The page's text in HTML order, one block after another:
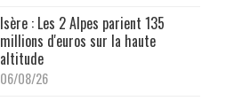
Isère : Les 2 Alpes parient 135
millions d'euros sur la haute
altitude
06/08/26